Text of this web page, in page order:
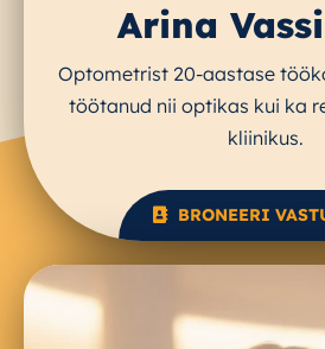
Arina
Optometrist 20-aastase
töötanud nii optikas kui ka
kliinikus.
BRONEERI